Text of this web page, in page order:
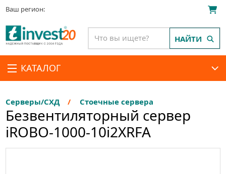
Ваш регион:
КАТАЛОГ
НАЙТИ
Серверы/СХД Стоечные сервера
Безвентиляторный сервер
iROBO-1000-10i2XRFA